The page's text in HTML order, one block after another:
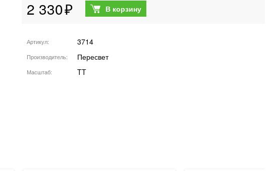
2 330
Артикул 3714
Производитель Пересвет
Масштаб TT